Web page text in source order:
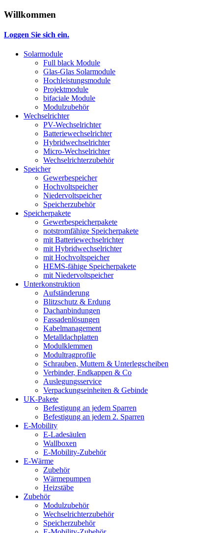
Willkommen
Loggen Sie sich ein.
Solarmodule
Full black Module
Glas-Glas Solarmodule
Hochleistungsmodule
Projektmodule
bifaciale Module
Modulzubehör
Wechselrichter
PV-Wechselrichter
Batteriewechselrichter
Hybridwechselrichter
Micro-Wechselrichter
Wechselrichterzubehör
Speicher
Gewerbespeicher
Hochvoltspeicher
Niedervoltspeicher
Speicherzubehör
Speicherpakete
Gewerbespeicherpakete
notstromfähige Speicherpakete
mit Batteriewechselrichter
mit Hybridwechselrichter
mit Hochvoltspeicher
HEMS-fähige Speicherpakete
mit Niedervoltspeicher
Unterkonstruktion
Aufständerung
Blitzschutz & Erdung
Dachanbindungen
Fassadenlösungen
Kabelmanagement
Metalldachplatten
Modulklemmen
Modultragprofile
Schrauben, Muttern & Unterlegscheiben
Verbinder, Endkappen & Co
Auslegungsservice
Verpackungseinheiten & Gebinde
UK-Pakete
Befestigung an jedem Sparren
Befestigung an jedem 2. Sparren
E-Mobility
E-Ladesäulen
Wallboxen
E-Mobility-Zubehör
E-Wärme
Zubehör
Wärmepumpen
Heizstäbe
Zubehör
Modulzubehör
Wechselrichterzubehör
Speicherzubehör